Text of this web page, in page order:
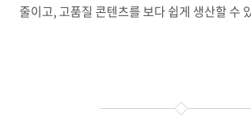
줄이고, 고품질 콘텐츠를 보다 쉽게 생산할 수